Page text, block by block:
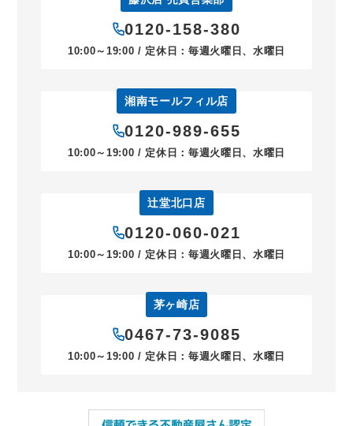
0120-158-380
10:00～19:00 / 定休日：毎週火曜日、水曜日
湘南モールフィル店
0120-989-655
10:00～19:00 / 定休日：毎週火曜日、水曜日
辻堂北口店
0120-060-021
10:00～19:00 / 定休日：毎週火曜日、水曜日
茅ヶ崎店
0467-73-9085
10:00～19:00 / 定休日：毎週火曜日、水曜日